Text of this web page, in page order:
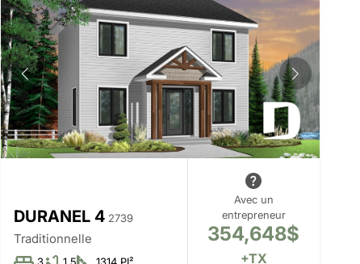
DURANEL 4 2739
Traditionnelle
Avec un
entrepreneur
354,648$
+TX